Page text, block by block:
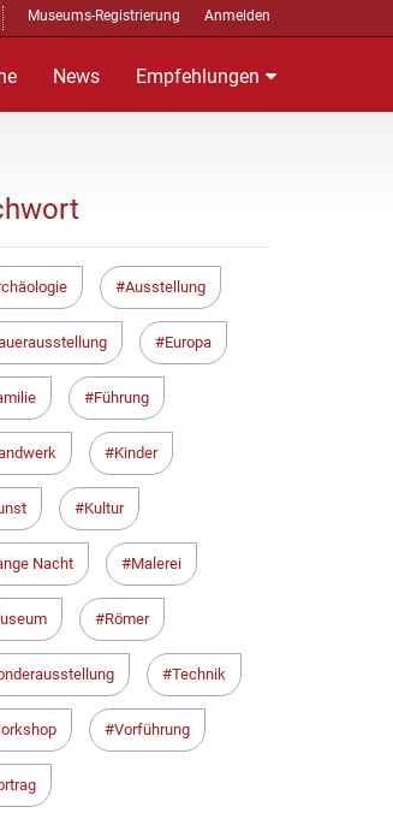
Museums-Registrierung Anmelden
News Empfehlungen
Ausstellung
Europa
Führung
Kinder
Kultur
Nacht Malerei
Römer
Technik
Vorführung